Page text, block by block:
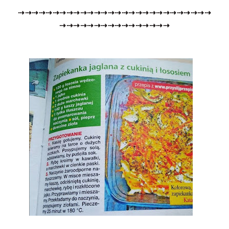
⇢⇢⇢⇢⇢⇢⇢⇢⇢⇢⇢⇢⇢⇢⇢⇢⇢⇢⇢⇢⇢⇢⇢⇢⇢⇢⇢⇢
⇢⇢⇢⇢⇢⇢⇢⇢⇢⇢⇢⇢⇢⇢⇢⇢